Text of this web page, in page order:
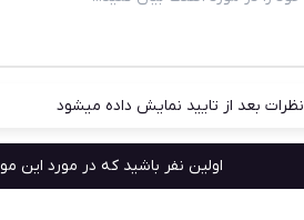
نظرات بعد از تایید نمایش داده میشود
اولین نفر باشید که در مورد این